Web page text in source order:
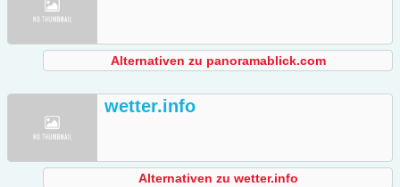
Alternativen zu panoramablick.com
wetter.info
Alternativen zu wetter.info